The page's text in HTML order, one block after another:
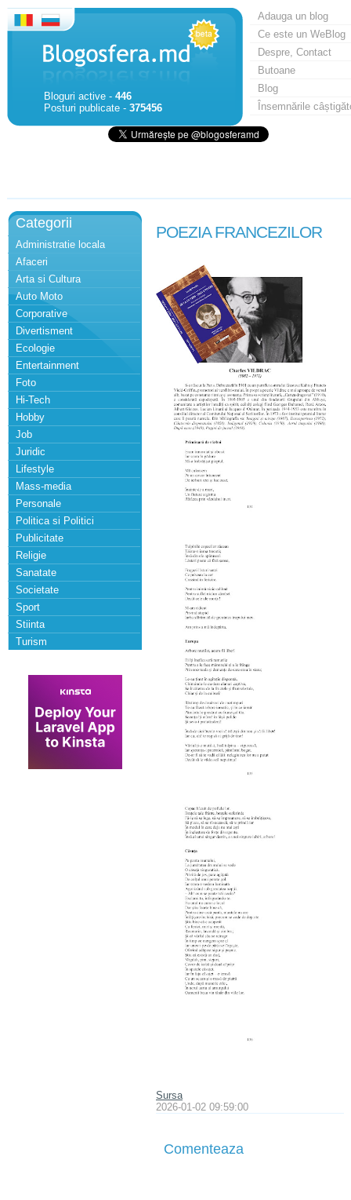
Bloguri active - 446
Posturi publicate - 375456
Adauga un blog
Ce este un WeBlog
Despre, Contact
Butoane
Blog
Însemnările
Categorii
Administratie locala
Afaceri
Arta si Cultura
Auto Moto
Corporative
Divertisment
Ecologie
Entertainment
Foto
Hi-Tech
Hobby
Job
Juridic
Lifestyle
Mass-media
Personale
Politica si Politici
Publicitate
Religie
Sanatate
Societate
Sport
Stiinta
Turism
POEZIA FRANCEZILOR
Sursa
2026-01-02 09:59:00
Comenteaza